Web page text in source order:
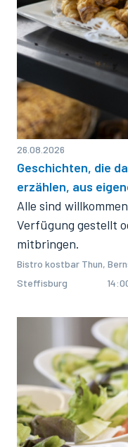
26.08.2026
Geschichten, die
erzählen, aus
Alle sind
Verfügung gestellt
mitbringen.
Bistro kostbar Thun,
Steffisburg